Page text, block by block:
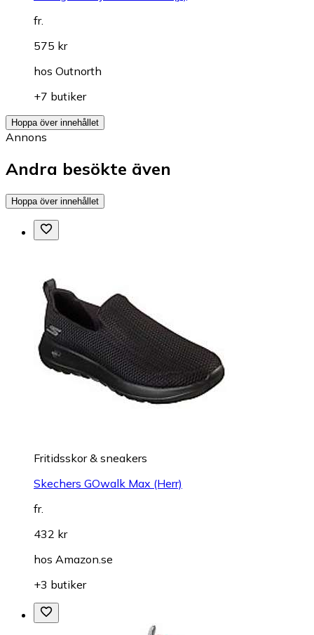
fr.
575 kr
hos Outnorth
+7 butiker
Hoppa över innehållet
Annons
Andra besökte även
Hoppa över innehållet
Fritidsskor & sneakers
Skechers GOwalk Max (Herr)
fr.
432 kr
hos Amazon.se
+3 butiker